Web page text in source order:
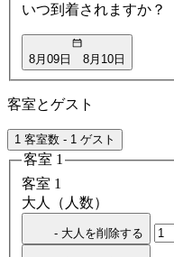
いつ到着されますか？
8月09日 8月10日
客室とゲスト
1 客室数 - 1 ゲスト
客室 1
客室 1
大人（人数）
- 大人を削除する